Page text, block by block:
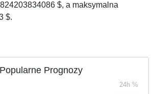
$, a maksymalna
$.
Popularne Prognozy
24h %